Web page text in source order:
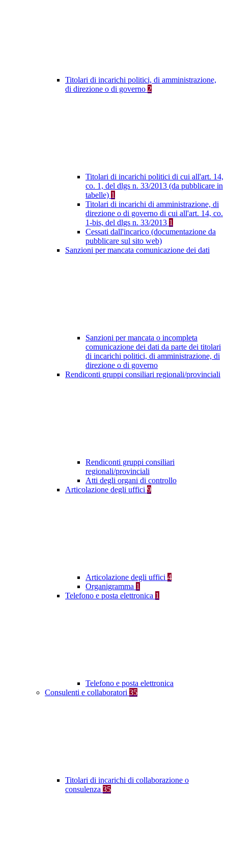
Titolari di incarichi politici, di amministrazione,
di direzione o di governo 2
Titolari di incarichi politici di cui all'art. 14,
co. 1, del dlgs n. 33/2013 (da pubblicare in
tabelle) 1
Titolari di incarichi di amministrazione, di
direzione o di governo di cui all'art. 14, co.
1-bis, del dlgs n. 33/2013 1
Cessati dall'incarico (documentazione da
pubblicare sul sito web)
Sanzioni per mancata comunicazione dei dati
Sanzioni per mancata o incompleta
comunicazione dei dati da parte dei titolari
di incarichi politici, di amministrazione, di
direzione o di governo
Rendiconti gruppi consiliari regionali/provinciali
Rendiconti gruppi consiliari
regionali/provinciali
Atti degli organi di controllo
Articolazione degli uffici 9
Articolazione degli uffici 4
Organigramma 1
Telefono e posta elettronica 1
Telefono e posta elettronica
Consulenti e collaboratori 35
Titolari di incarichi di collaborazione o
consulenza 35